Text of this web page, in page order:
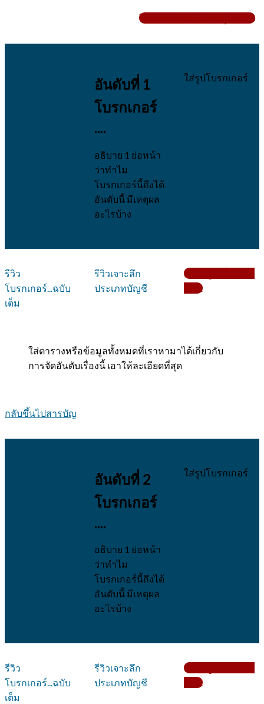
โบรกเกอร์ Forex ดีที่สุด 2020
อันดับที่ 1
โบรกเกอร์
....
อธิบาย 1 ย่อหน้า
ว่าทำไม
โบรกเกอร์นี้ถึงได้
อันดับนี้ มีเหตุผล
อะไรบ้าง
ใส่รูปโบรกเกอร์
รีวิว
โบรกเกอร์...ฉบับ
เต็ม
รีวิวเจาะลึก
ประเภทบัญชี
เปิดบัญชีเริ่มเทรด
กับ....
ใส่ตารางหรือข้อมูลทั้งหมดที่เราหามาได้เกี่ยวกับ
การจัดอันดับเรื่องนี้ เอาให้ละเอียดที่สุด
กลับขึ้นไปสารบัญ
อันดับที่ 2
โบรกเกอร์
....
อธิบาย 1 ย่อหน้า
ว่าทำไม
โบรกเกอร์นี้ถึงได้
อันดับนี้ มีเหตุผล
อะไรบ้าง
ใส่รูปโบรกเกอร์
รีวิว
โบรกเกอร์...ฉบับ
เต็ม
รีวิวเจาะลึก
ประเภทบัญชี
เปิดบัญชีเริ่มเทรด
กับ....